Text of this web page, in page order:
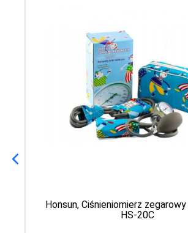
Honsun, Ciśnieniomierz
HS-20C